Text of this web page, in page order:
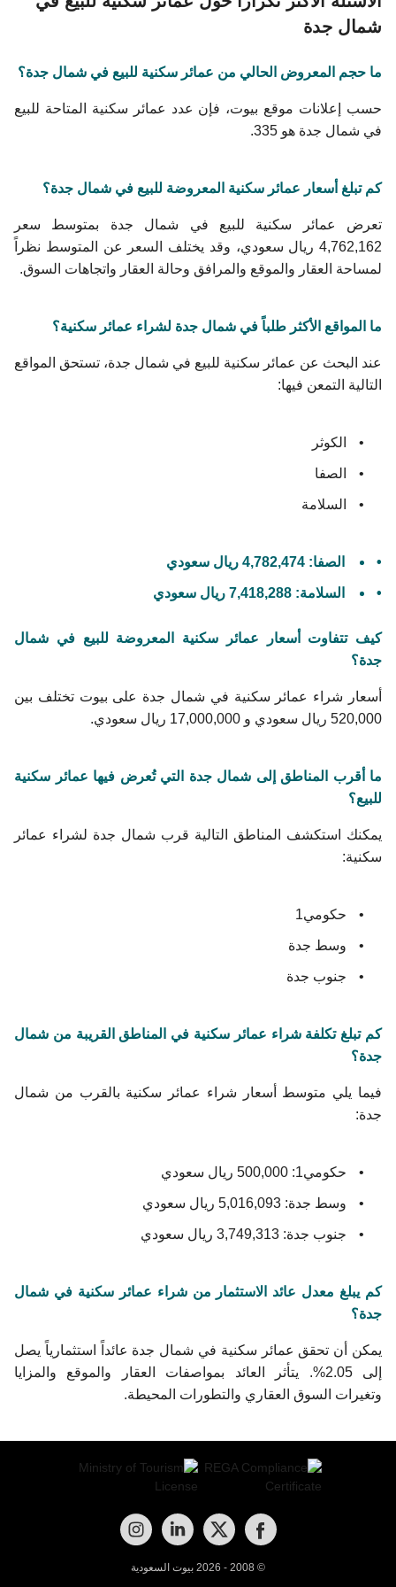
عمائر بمصعد للبيع في شمال جدة
عمائر قريبة من المسجد للبيع في شمال جدة
عمائر فاخرة للبيع في شمال جدة
عمائر بمطبخ واسع للبيع في شمال جدة
عمائر جديدة للبيع في شمال جدة
عمائر مجددة للبيع في شمال جدة
عمائر جاهزة للبيع في شمال جدة
شمال جدة
ما حجم المعروض الحالي من عمائر سكنية للبيع في شمال جدة؟
حسب إعلانات موقع بيوت، فإن عدد عمائر سكنية المتاحة للبيع
في شمال جدة هو 335.
كم تبلغ أسعار عمائر سكنية المعروضة للبيع في شمال جدة؟
تعرض عمائر سكنية للبيع في شمال جدة بمتوسط سعر
4,762,162 ريال سعودي، وقد يختلف السعر عن المتوسط نظراً
لمساحة العقار والموقع والمرافق وحالة العقار واتجاهات السوق.
ما المواقع الأكثر طلباً في شمال جدة لشراء عمائر سكنية؟
عند البحث عن عمائر سكنية للبيع في شمال جدة، تستحق المواقع
التالية التمعن فيها:
الكوثر
الصفا
السلامة
الصفا: 4,782,474 ريال سعودي
السلامة: 7,418,288 ريال سعودي
كيف تتفاوت أسعار عمائر سكنية المعروضة للبيع في شمال
جدة؟
أسعار شراء عمائر سكنية في شمال جدة على بيوت تختلف بين
520,000 ريال سعودي و 17,000,000 ريال سعودي.
ما أقرب المناطق إلى شمال جدة التي تُعرض فيها عمائر سكنية
للبيع؟
يمكنك استكشف المناطق التالية قرب شمال جدة لشراء عمائر
سكنية:
حكومي1
وسط جدة
جنوب جدة
كم تبلغ تكلفة شراء عمائر سكنية في المناطق القريبة من شمال
جدة؟
فيما يلي متوسط ​​أسعار شراء عمائر سكنية بالقرب من شمال
جدة:
حكومي1: 500,000 ريال سعودي
وسط جدة: 5,016,093 ريال سعودي
جنوب جدة: 3,749,313 ريال سعودي
كم يبلغ معدل عائد الاستثمار من شراء عمائر سكنية في شمال
جدة؟
يمكن أن تحقق عمائر سكنية في شمال جدة عائداً استثمارياً يصل
إلى 2.05%. يتأثر العائد بمواصفات العقار والموقع والمزايا
وتغيرات السوق العقاري والتطورات المحيطة.
© 2008 - 2026 بيوت السعودية